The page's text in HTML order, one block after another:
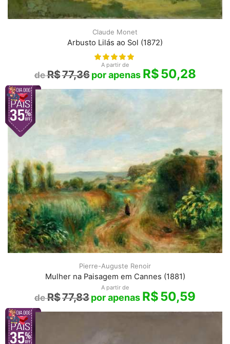
Claude Monet
Arbusto Lilás ao Sol (1872)
A partir de
R$77,36 R$50,28
Pierre-Auguste Renoir
Mulher na Paisagem em Cannes (1881)
A partir de
R$77,83 R$50,59